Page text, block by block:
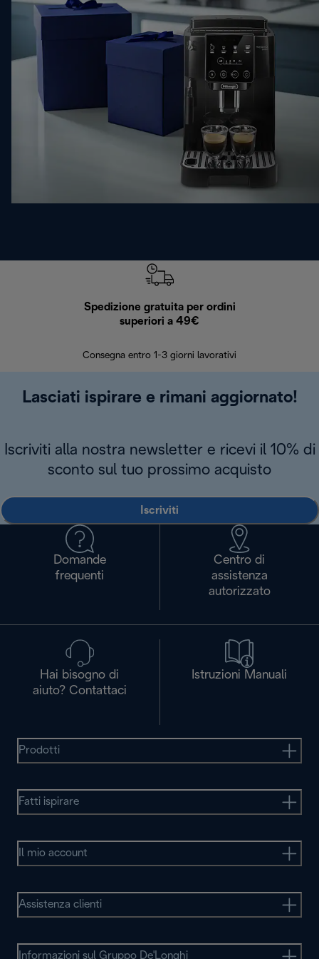
Spedizione gratuita per ordini
superiori a 49€
Consegna entro 1-3 giorni lavorativi
Lasciati ispirare e rimani aggiornato!
Iscriviti alla nostra newsletter e ricevi il 10% di
sconto sul tuo prossimo acquisto
Iscriviti
Domande
frequenti
Centro di
assistenza
autorizzato
Hai bisogno di
aiuto? Contattaci
Istruzioni Manuali
Prodotti
Fatti ispirare
Il mio account
Assistenza clienti
Informazioni sul Gruppo De'Longhi